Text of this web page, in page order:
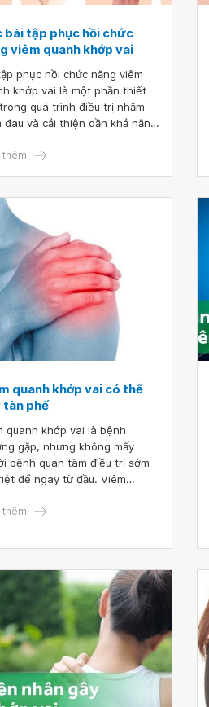
bài tập phục hồi chức
viêm quanh khớp vai
phục hồi chức năng viêm
khớp vai là một phần thiết
quá trình điều trị nhằm
đau và cải thiện dần khả năng
áp dụng các bài tập bài
người bệnh có thể quay trở
cuộc sống bình thường một
an toàn, hiệu quả.
thêm
quanh khớp vai có thể
tàn phế
quanh khớp vai là bệnh
gặp, nhưng không mấy
bệnh quan tâm điều trị sớm
để ngay từ đầu. Viêm
và thường gặp ở những bệnh
thêm